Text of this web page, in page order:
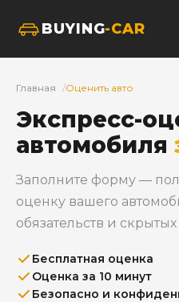
BUYING-CAR
Главная Оценить авто
Экспресс-
автомобиля
Заполните форму —
оценку вашего
обязательств и
Бесплатная оценка
Оценка за 10 минут
Безопасно и